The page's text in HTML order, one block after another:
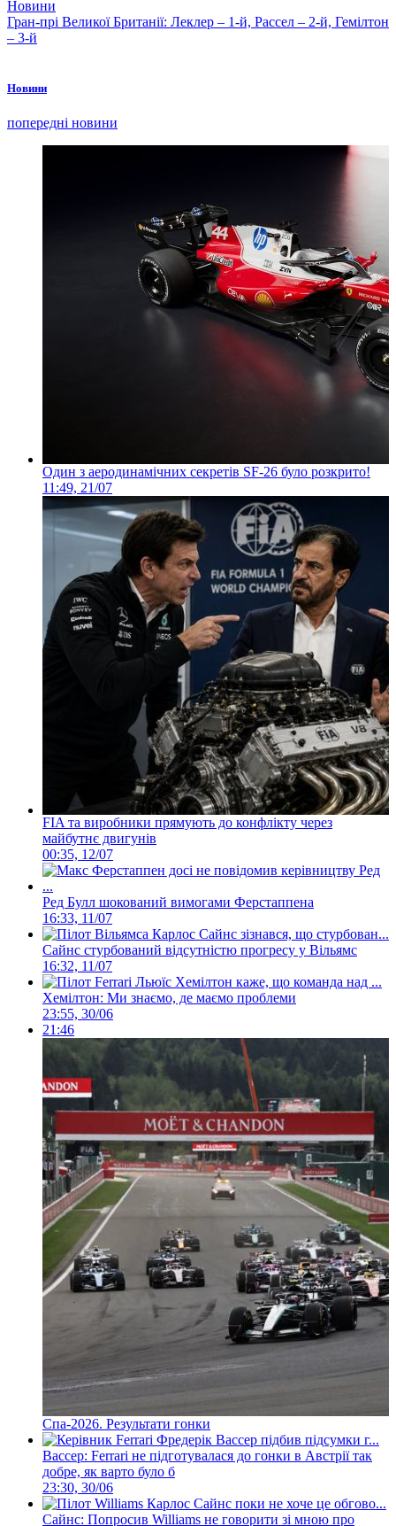
Новини
Гран-прі Великої Британії: Леклер – 1-й, Рассел – 2-й, Гемілтон
– 3-й
Новини
попередні новини
Один з аеродинамічних секретів SF-26 було розкрито!
11:49, 21/07
FIA та виробники прямують до конфлікту через
майбутнє двигунів
00:35, 12/07
Ред Булл шокований вимогами Ферстаппена
16:33, 11/07
Сайнс стурбований відсутністю прогресу у Вільямс
16:32, 11/07
Хемілтон: Ми знаємо, де маємо проблеми
23:55, 30/06
21:46
Спа-2026. Результати гонки
Вассер: Ferrari не підготувалася до гонки в Австрії так
добре, як варто було б
23:30, 30/06
Сайнс: Попросив Williams не говорити зі мною про